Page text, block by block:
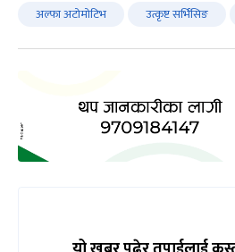
अल्फा अटोमोटिभ उत्कृष्ट सर्भिसिङ